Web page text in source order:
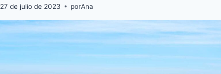
27 de julio de 2023 porAna